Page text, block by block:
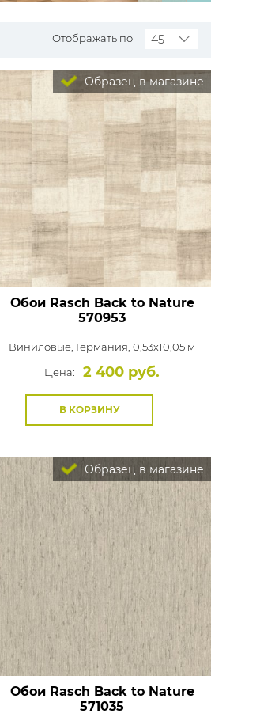
Отображать по 45
Образец в магазине
Обои Rasch Back to Nature
570953
Виниловые, Германия, 0,53x10,05 м
Цена:
2 400 руб.
В КОРЗИНУ
Образец в магазине
Обои Rasch Back to Nature
571035